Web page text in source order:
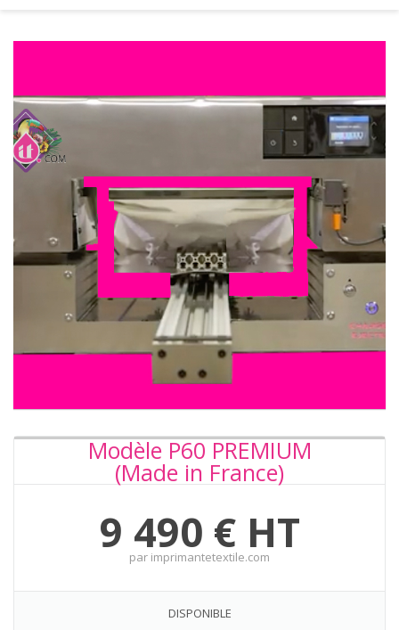
Modèle P60 PREMIUM
(Made in France)
9 490 € HT
par imprimantetextile.com
DISPONIBLE